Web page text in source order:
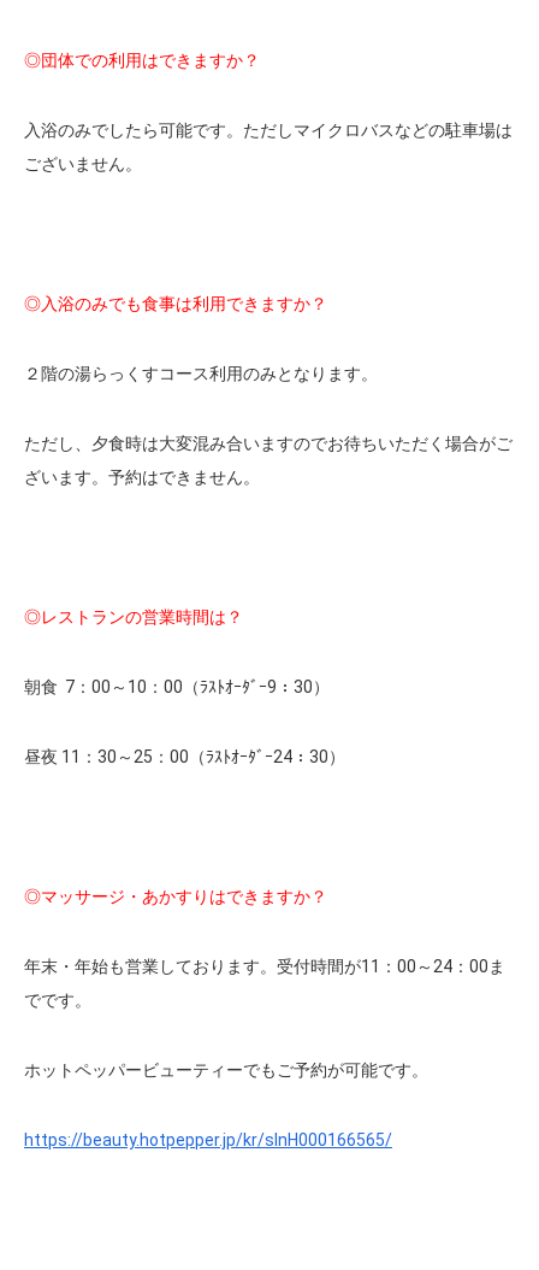
◎団体での利用はできますか？
入浴のみでしたら可能です。ただしマイクロバスなどの駐車場は
ございません。
◎入浴のみでも食事は利用できますか？
２階の湯らっくすコース利用のみとなります。
ただし、夕食時は大変混み合いますのでお待ちいただく場合がご
ざいます。予約はできません。
◎レストランの営業時間は？
朝食 7：00～10：00（ﾗｽﾄｵｰﾀﾞｰ9：30）
昼夜 11：30～25：00（ﾗｽﾄｵｰﾀﾞｰ24：30）
◎マッサージ・あかすりはできますか？
年末・年始も営業しております。受付時間が11：00～24：00ま
でです。
ホットペッパービューティーでもご予約が可能です。
https://beauty.hotpepper.jp/kr/slnH000166565/